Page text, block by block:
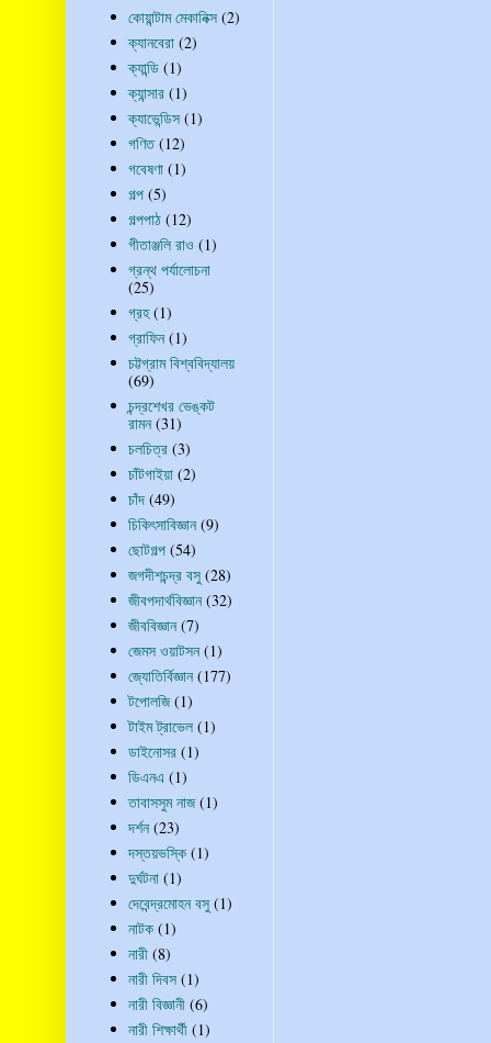
কোয়ান্টাম মেকানিক্স (2)
ক্যানবেরা (2)
ক্যান্ডি (1)
ক্যান্সার (1)
ক্যাভেন্ডিস (1)
গণিত (12)
গবেষণা (1)
গল্প (5)
গল্পপাঠ (12)
গীতাঞ্জলি রাও (1)
গ্রন্থ পর্যালোচনা
(25)
গ্রহ (1)
গ্রাফিন (1)
চট্টগ্রাম বিশ্ববিদ্যালয়
(69)
চন্দ্রশেখর ভেঙ্কট
রামন (31)
চলচিত্র (3)
চাঁটগাইয়া (2)
চাঁদ (49)
চিকিৎসাবিজ্ঞান (9)
ছোটগল্প (54)
জগদীশচন্দ্র বসু (28)
জীবপদার্থবিজ্ঞান (32)
জীববিজ্ঞান (7)
জেমস ওয়াটসন (1)
জ্যোতির্বিজ্ঞান (177)
টপোলজি (1)
টাইম ট্রাভেল (1)
ডাইনোসর (1)
ডিএনএ (1)
তাবাসসুম নাজ (1)
দর্শন (23)
দস্তয়ভস্কি (1)
দুর্ঘটনা (1)
দেবেন্দ্রমোহন বসু (1)
নাটক (1)
নারী (8)
নারী দিবস (1)
নারী বিজ্ঞানী (6)
নারী শিক্ষার্থী (1)